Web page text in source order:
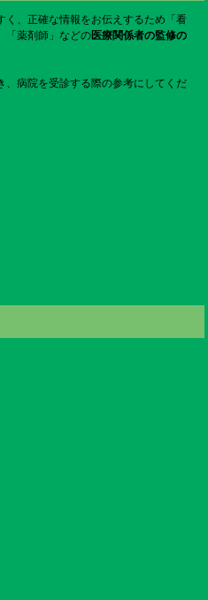
く、正確な情報をお伝えするため「看
「薬剤師」などの医療関係者の監修の
、病院を受診する際の参考にしてくだ